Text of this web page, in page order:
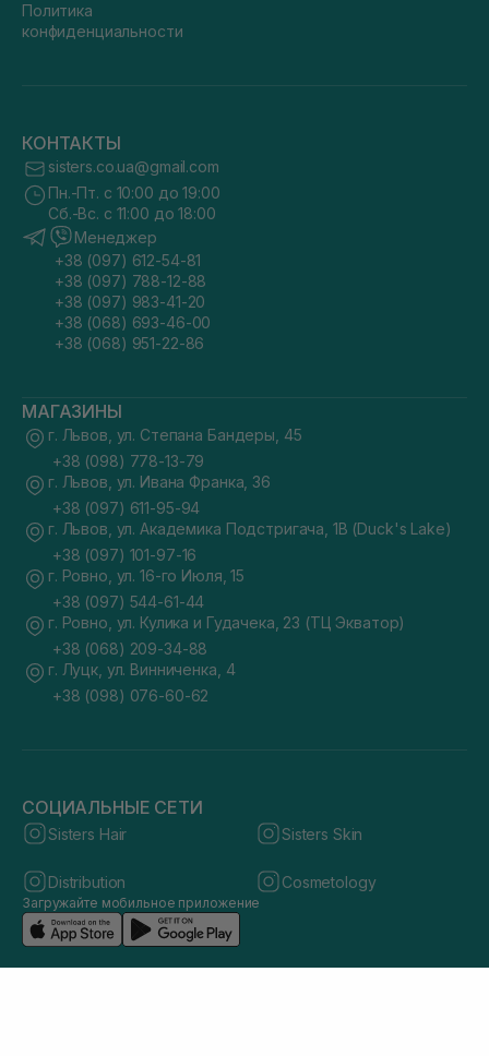
Политика
конфиденциальности
КОНТАКТЫ
sisters.co.ua@gmail.com
Пн.-Пт. с 10:00 до 19:00
Сб.-Вс. с 11:00 до 18:00
Менеджер
+38 (097) 612-54-81
+38 (097) 788-12-88
+38 (097) 983-41-20
+38 (068) 693-46-00
+38 (068) 951-22-86
МАГАЗИНЫ
г. Львов, ул. Степана Бандеры, 45
+38 (098) 778-13-79
г. Львов, ул. Ивана Франка, 36
+38 (097) 611-95-94
г. Львов, ул. Академика Подстригача, 1В (Duck's Lake)
+38 (097) 101-97-16
г. Ровно, ул. 16-го Июля, 15
+38 (097) 544-61-44
г. Ровно, ул. Кулика и Гудачека, 23 (ТЦ Экватор)
+38 (068) 209-34-88
г. Луцк, ул. Винниченка, 4
+38 (098) 076-60-62
СОЦИАЛЬНЫЕ СЕТИ
Sisters Hair Sisters Skin
Distribution Cosmetology
Загружайте мобильное приложение